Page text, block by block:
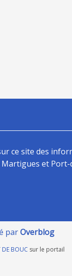
ce site des
Martigues et
parOverblog
DE BOUC sur le portail